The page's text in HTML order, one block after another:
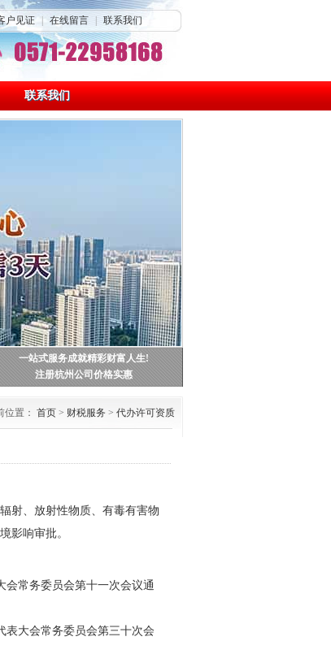
户见证 在线留言 联系我们
联系我们
一站式服务成就精彩财富人生!
注册杭州公司价格实惠
位置： 首页 > 财税服务 > 代办许可资质
射、放射性物质、有毒有害物
影响审批。
会常务委员会第十一次会议通
表大会常务委员会第三十次会